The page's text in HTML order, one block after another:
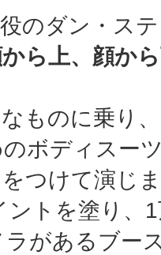
のダン・ス
ら上、顔か
ものに乗り
ボディスー
つけて演じ
ントを塗り、
があるブー